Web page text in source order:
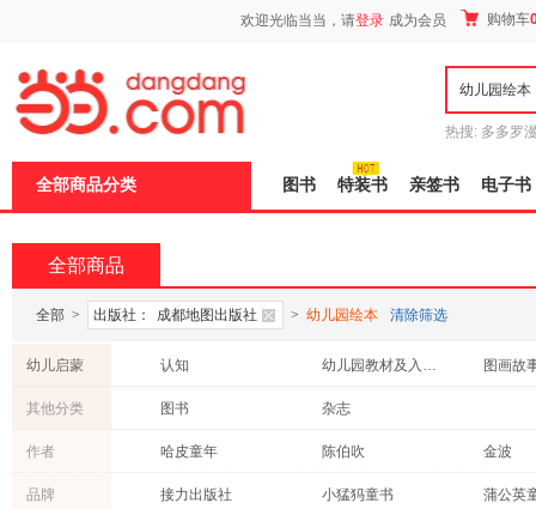
欢迎光临当当，请登录 成为会员 购物车
热搜: 多多罗
全部商品分类 图书 特装书 亲签书 电子书
全部商品
全部 > 出版社： 成都地图出版社 > 幼儿园绘本 清除筛选
幼儿启蒙 认知 幼儿园教材及入学准备 图画故
其他分类 图书 杂志
作者 哈皮童年 陈伯吹
金波
王颖
金近
纸贵满
品牌 接力出版社 小猛犸童书 蒲公英
页
加